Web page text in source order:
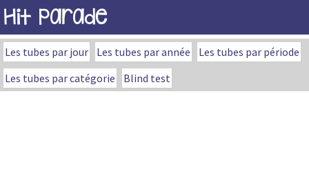
Hit Parade
Les tubes par jour Les tubes par année
Les tubes par période
Les tubes par catégorie
Blind test